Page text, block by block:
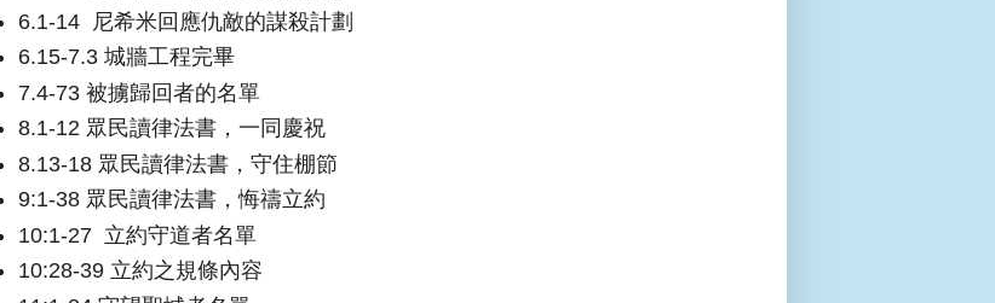
6.1-14
尼希米回應仇敵的謀殺計劃
6.15-7.3 城牆工程完畢
7.4-73 被擄歸回者的名單
8.1-12 眾民讀律法書，一同慶祝
8.13-18 眾民讀律法書，守住棚節
9:1-38 眾民讀律法書，悔禱立約
10:1-27 立約守道者名單
10:28-39 立約之規條內容